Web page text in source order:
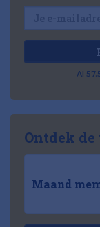
Al
Ontdek
Maand